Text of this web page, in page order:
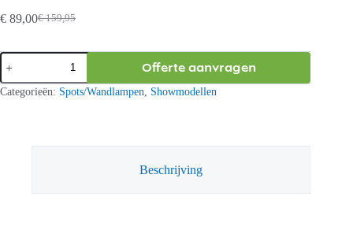
€159,95
Oorspronkelijke
was:
€ 159,95.
€ 89,00Huidige
is:
€ 89,00.
Wandlamp
Zodiac
Zwart
SHOWMODEL
Offerte aanvragen
Categorieën: Spots/Wandlampen Showmodellen
Beschrijving